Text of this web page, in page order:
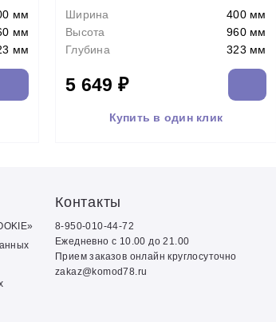
мм
мм
мм
Ширина
400 мм
Высота
960 мм
Глубина
323 мм
5 649 ₽
Купить в один клик
Контакты
8-950-010-44-72
Ежедневно с 10.00 до 21.00
Прием заказов онлайн круглосуточно
zakaz@komod78.ru